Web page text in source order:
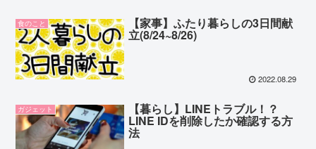
食のこと 【家事】ふたり暮らしの3日間献
立(8/24~8/26)
2022.08.29
ガジェット 【暮らし】LINEトラブル！？
LINE IDを削除したか確認する方
法